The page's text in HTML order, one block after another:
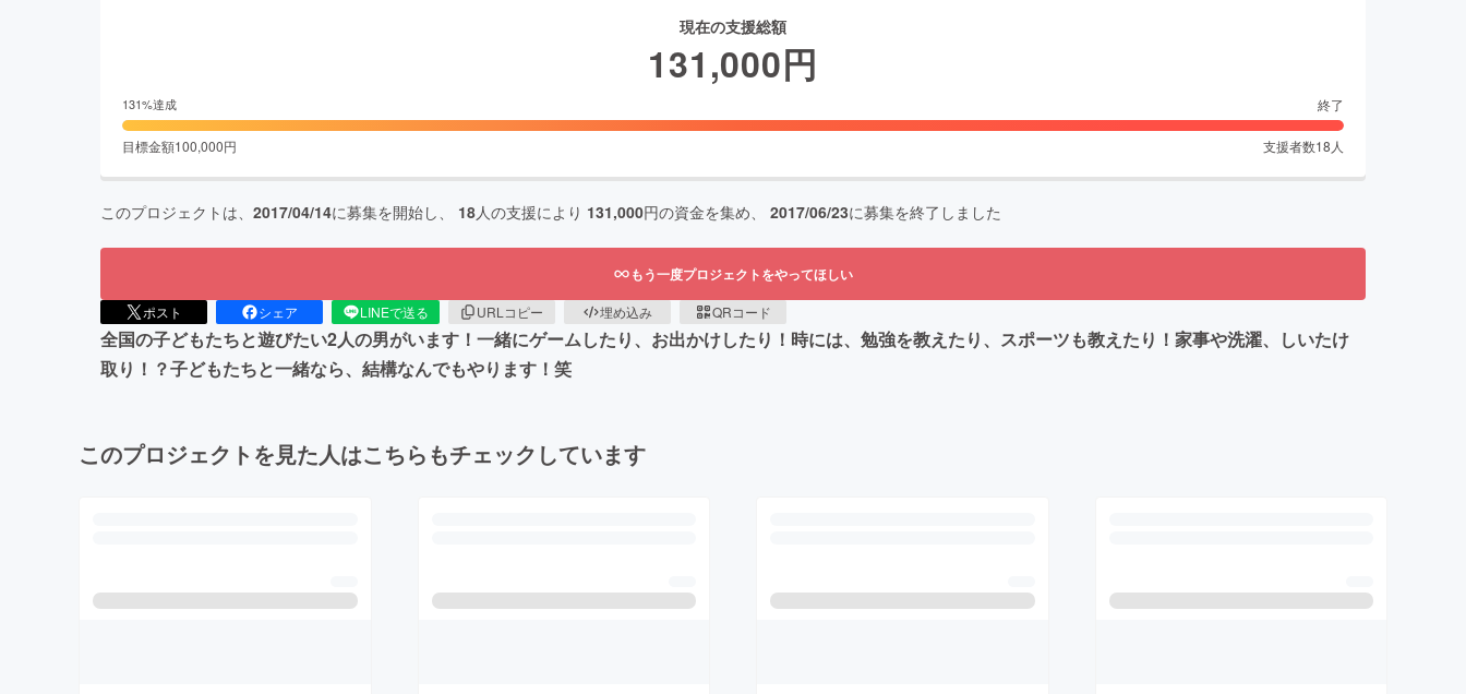
現在の支援総額
131,000円
131%達成 終了
目標金額100,000円 支援者数18 人
このプロジェクトは、 2017/04/14に募集を開始し、 18人の支援により 131,000円の資金を集め、 2017/06/23に募集を終了しました
もう一度プロジェクトをやってほしい
ポスト シェア LINEで送る URLコピー 埋め込み QRコード
全国の子どもたちと遊びたい2人の男がいます！一緒にゲームしたり、お出かけしたり！時には、勉強を教えたり、スポーツも教えたり！家事や洗濯、しいたけ
取り！？子どもたちと一緒なら、結構なんでもやります！笑
このプロジェクトを見た人はこちらもチェックしています